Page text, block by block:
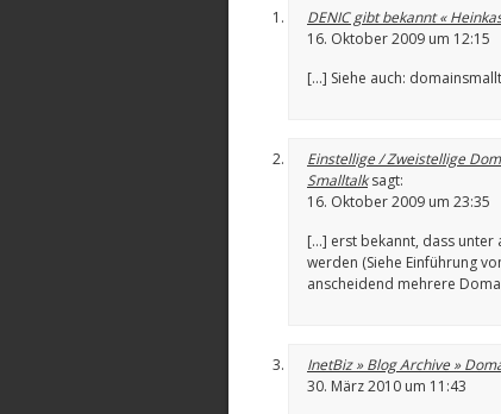
DENIC gibt bekannt «
16. Oktober 2009 um 12:15
[…] Siehe auch:
Einstellige / Zweistellige
Smalltalk sagt:
16. Oktober 2009 um 23:35
[…] erst bekannt, dass unter
werden (Siehe Einführung
anscheidend mehrere
InetBiz » Blog Archive »
30. März 2010 um 11:43